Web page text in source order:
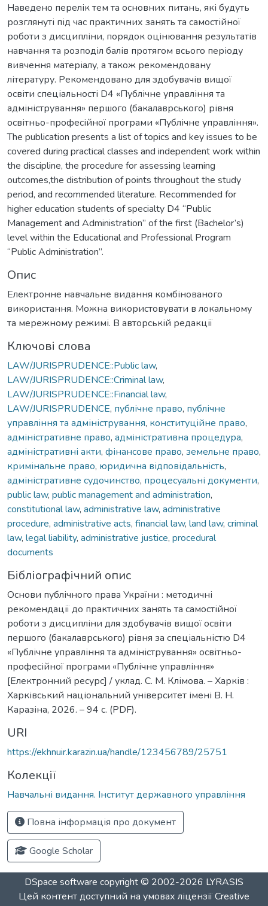
Наведено перелік тем та основних питань, які будуть
розглянуті під час практичних занять та самостійної
роботи з дисципліни, порядок оцінювання результатів
навчання та розподіл балів протягом всього періоду
вивчення матеріалу, а також рекомендовану
літературу. Рекомендовано для здобувачів вищої
освіти спеціальності D4 «Публічне управління та
адміністрування» першого (бакалаврського) рівня
освітньо-професійної програми «Публічне управління».
The publication presents a list of topics and key issues to be
covered during practical classes and independent work within
the discipline, the procedure for assessing learning
outcomes,the distribution of points throughout the study
period, and recommended literature. Recommended for
higher education students of specialty D4 “Public
Management and Administration” of the first (Bachelor’s)
level within the Educational and Professional Program
“Public Administration”.
Опис
Електронне навчальне видання комбінованого
використання. Можна використовувати в локальному
та мережному режимі. В авторській редакції
Ключові слова
LAW/JURISPRUDENCE::Public law,
LAW/JURISPRUDENCE::Criminal law,
LAW/JURISPRUDENCE::Financial law,
LAW/JURISPRUDENCE, публічне право, публічне
управління та адміністрування, конституційне право,
адміністративне право, адміністративна процедура,
адміністративні акти, фінансове право, земельне право,
кримінальне право, юридична відповідальність,
адміністративне судочинство, процесуальні документи,
public law, public management and administration,
constitutional law, administrative law, administrative
procedure, administrative acts, financial law, land law, criminal
law, legal liability, administrative justice, procedural
documents
Бібліографічний опис
Основи публічного права України : методичні
рекомендації до практичних занять та самостійної
роботи з дисципліни для здобувачів вищої освіти
першого (бакалаврського) рівня за спеціальністю D4
«Публічне управління та адміністрування» освітньо-
професійної програми «Публічне управління»
[Електронний ресурс] / уклад. С. М. Клімова. – Харків :
Харківський національний університет імені В. Н.
Каразіна, 2026. – 94 с. (PDF).
URI
https://ekhnuir.karazin.ua/handle/123456789/25751
Колекції
Навчальні видання. Інститут державного управління
Повна інформація про документ
Google Scholar
DSpace software copyright © 2002-2026 LYRASIS
Цей контент доступний на умовах ліцензіїCreative